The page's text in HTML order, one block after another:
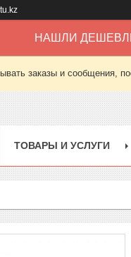
НАШЛИ
заказы и сообщения,
ТОВАРЫ И УСЛУГИ